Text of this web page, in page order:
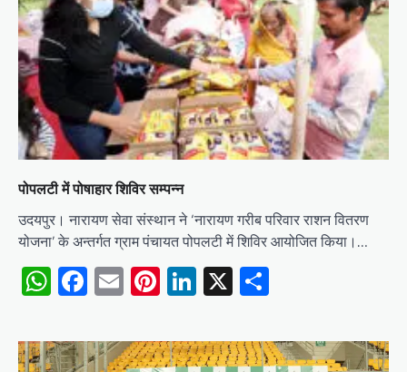
पोपलटी में पोषाहार शिविर सम्पन्न
उदयपुर। नारायण सेवा संस्थान ने ‘नारायण गरीब परिवार राशन वितरण
योजना’ के अन्तर्गत ग्राम पंचायत पोपलटी में शिविर आयोजित किया।…
WhatsApp
Facebook
EmailPinterest
LinkedIn
X